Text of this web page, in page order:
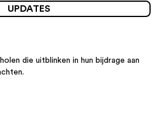
UPDATES
die uitblinken in hun bijdrage aan